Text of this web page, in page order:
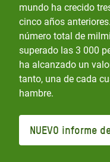
mundo ha crecido
cinco años
número total de
superado las 3 000
ha alcanzado un
tanto, una de cada
hambre.
NUEVO informe